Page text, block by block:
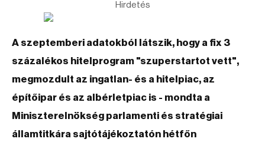
Hirdetés
A szeptemberi adatokból látszik, hogy a fix 3
százalékos hitelprogram "szuperstartot vett",
megmozdult az ingatlan- és a hitelpiac, az
építőipar és az albérletpiac is - mondta a
Miniszterelnökség parlamenti és stratégiai
államtitkára sajtótájékoztatón hétfőn